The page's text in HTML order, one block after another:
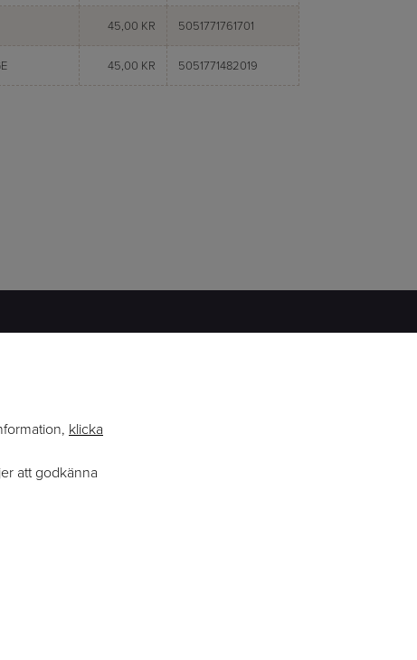
45,00 KR 5051771761701
45,00 KR 5051771482019
klicka
att godkänna